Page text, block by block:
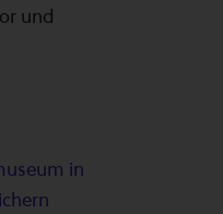
und
in